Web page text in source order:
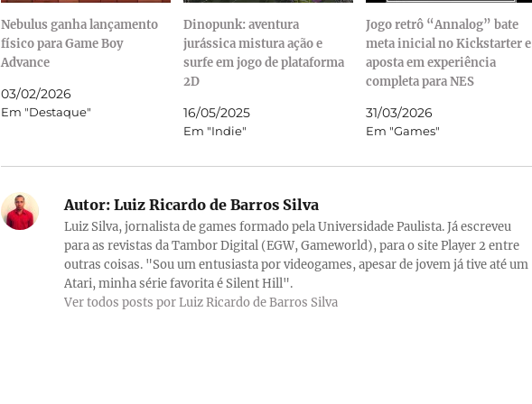
Nebulus ganha lançamento
físico para Game Boy
Advance
03/02/2026
Em "Destaque"
Dinopunk: aventura
jurássica mistura ação e
surfe em jogo de plataforma
2D
16/05/2025
Em "Indie"
Jogo retrô “Annalog” bate
meta inicial no Kickstarter e
aposta em experiência
completa para NES
31/03/2026
Em "Games"
Autor:Luiz Ricardo de Barros Silva
Luiz Silva, jornalista de games formado pela Universidade Paulista. Já escreveu
para as revistas da Tambor Digital (EGW, Gameworld), para o site Player 2 entre
outras coisas. "Sou um entusiasta por videogames, apesar de jovem já tive até um
Atari, minha série favorita é Silent Hill".
Ver todos posts por Luiz Ricardo de Barros Silva